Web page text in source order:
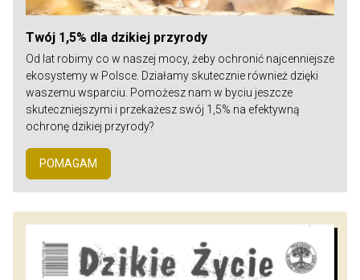
Twój 1,5% dla dzikiej przyrody
Od lat robimy co w naszej mocy, żeby ochronić najcenniejsze
ekosystemy w Polsce. Działamy skutecznie również dzięki
waszemu wsparciu. Pomożesz nam w byciu jeszcze
skuteczniejszymi i przekażesz swój 1,5% na efektywną
ochronę dzikiej przyrody?
POMAGAM